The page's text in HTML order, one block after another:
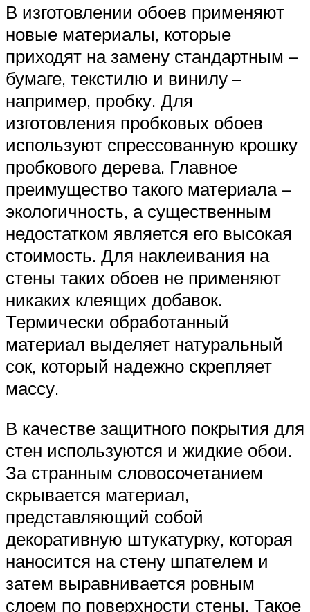
В изготовлении обоев применяют
новые материалы, которые
приходят на замену стандартным –
бумаге, текстилю и винилу –
например, пробку. Для
изготовления пробковых обоев
используют спрессованную крошку
пробкового дерева. Главное
преимущество такого материала –
экологичность, а существенным
недостатком является его высокая
стоимость. Для наклеивания на
стены таких обоев не применяют
никаких клеящих добавок.
Термически обработанный
материал выделяет натуральный
сок, который надежно скрепляет
массу.
В качестве защитного покрытия для
стен используются и жидкие обои.
За странным словосочетанием
скрывается материал,
представляющий собой
декоративную штукатурку, которая
наносится на стену шпателем и
затем выравнивается ровным
слоем по поверхности стены. Такое